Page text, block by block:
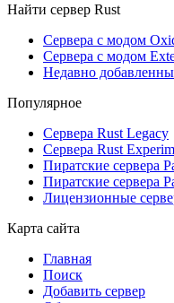
Найти сервер Rust
Сервера с модом
Сервера с модом
Недавно
Популярное
Сервера Rust Legacy
Сервера Rust
Пиратские сервера
Пиратские сервера
Лицензионные
Карта сайта
Главная
Поиск
Добавить сервер